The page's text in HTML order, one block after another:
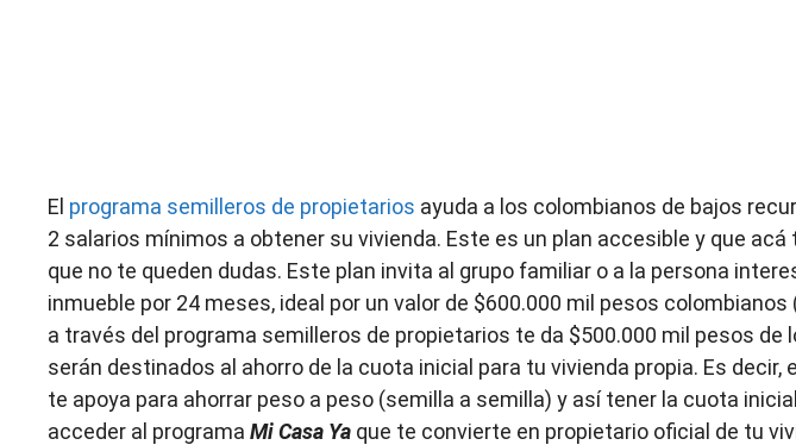
El programa semilleros de propietarios ayuda a los colombianos de bajos
2 salarios mínimos a obtener su vivienda. Este es un plan accesible y que
que no te queden dudas. Este plan invita al grupo familiar o a la persona
inmueble por 24 meses, ideal por un valor de $600.000 mil pesos colombianos
a través del programa semilleros de propietarios te da $500.000 mil pesos de
serán destinados al ahorro de la cuota inicial para tu vivienda propia. Es decir,
te apoya para ahorrar peso a peso (semilla a semilla) y así tener la cuota
acceder al programa Mi Casa Ya que te convierte en propietario oficial de tu